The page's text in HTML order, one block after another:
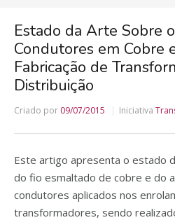
Estado da Arte Sobre
Condutores em Cobre
Fabricação de
Distribuição
Criado por 09/07/2015 Iniciativa
Este artigo apresenta o estado
do fio esmaltado de cobre e do
condutores aplicados nos
transformadores, sendo